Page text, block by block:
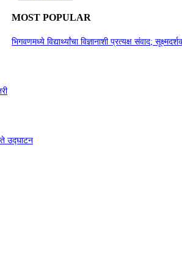
MOST POPULAR
भिगवणमध्ये विद्यार्थ्यांचा विज्ञानाशी प्रत्यक्ष संवाद;
उद्घाटन